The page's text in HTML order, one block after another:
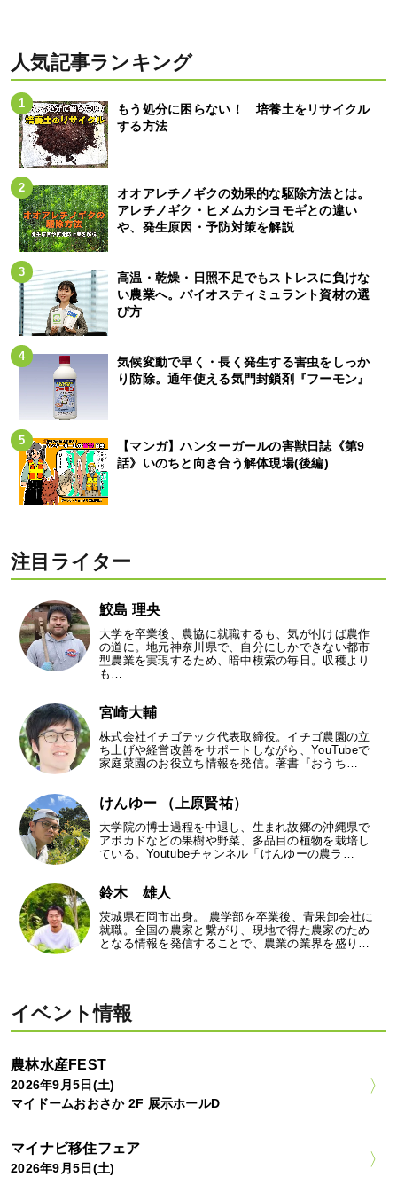
人気記事ランキング
もう処分に困らない！ 培養土をリサイクル
する方法
オオアレチノギクの効果的な駆除方法とは。
アレチノギク・ヒメムカシヨモギとの違い
や、発生原因・予防対策を解説
高温・乾燥・日照不足でもストレスに負けな
い農業へ。バイオスティミュラント資材の選
び方
気候変動で早く・長く発生する害虫をしっか
り防除。通年使える気門封鎖剤『フーモン』
【マンガ】ハンターガールの害獣日誌《第9
話》いのちと向き合う解体現場(後編)
注目ライター
鮫島 理央
大学を卒業後、農協に就職するも、気が付けば農作
の道に。地元神奈川県で、自分にしかできない都市
型農業を実現するため、暗中模索の毎日。収穫より
も…
宮崎大輔
株式会社イチゴテック代表取締役。イチゴ農園の立
ち上げや経営改善をサポートしながら、YouTubeで
家庭菜園のお役立ち情報を発信。著書『おうち…
けんゆー （上原賢祐）
大学院の博士過程を中退し、生まれ故郷の沖縄県で
アボカドなどの果樹や野菜、多品目の植物を栽培し
ている。Youtubeチャンネル「けんゆーの農ラ…
鈴木 雄人
茨城県石岡市出身。 農学部を卒業後、青果卸会社に
就職。全国の農家と繋がり、現地で得た農家のため
となる情報を発信することで、農業の業界を盛り…
イベント情報
農林水産FEST
2026年9月5日(土)
マイドームおおさか 2F 展示ホールD
マイナビ移住フェア
2026年9月5日(土)